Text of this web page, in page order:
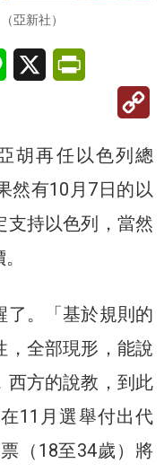
亞新社）
Line X
胡再任以色列總
然有10月7日的以
支持以色列，當然
了。「基於規則的
，全部現形，能說
西方的說教，到此
11月選舉付出代
（18至34歲）將